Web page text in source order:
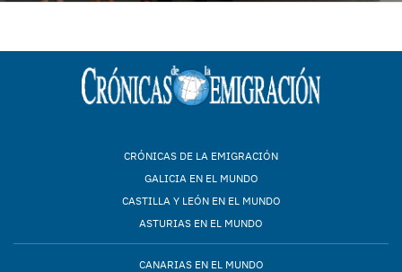
CRÓNICAS DE LA EMIGRACIÓN
GALICIA EN EL MUNDO
CASTILLA Y LEÓN EN EL MUNDO
ASTURIAS EN EL MUNDO
CANARIAS EN EL MUNDO